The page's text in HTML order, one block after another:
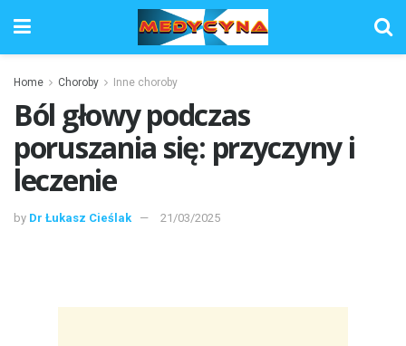
Home Choroby Inne choroby
Ból głowy podczas
poruszania się: przyczyny i
leczenie
by Dr Łukasz Cieślak 21/03/2025